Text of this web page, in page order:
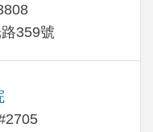
359號